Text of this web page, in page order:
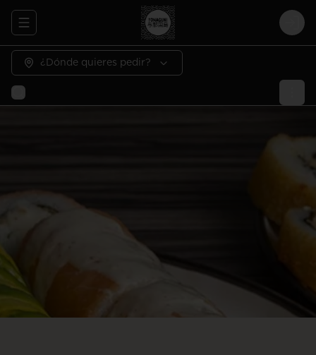
Abrir menu de navegación
¿Dónde quieres pedir?